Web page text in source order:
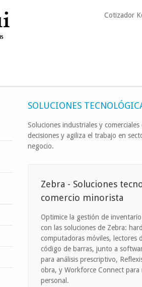
Cotizador
SOLUCIONES
Soluciones industriales y
decisiones y agiliza el trabajo en
negocio.
Zebra - Soluciones
comercio minorista
Optimice la gestión de
con las soluciones de Zebra:
computadoras móviles, lectores
código de barras, junto a
para análisis prescriptivo,
obra, y Workforce Connect para
personal.